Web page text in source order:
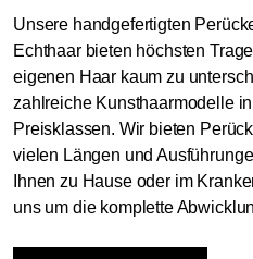
Unsere handgefertigten
Echthaar bieten höchsten
eigenen Haar kaum zu
zahlreiche Kunsthaarmodelle
Preisklassen. Wir bieten
vielen Längen und
Ihnen zu Hause oder im
uns um die komplette